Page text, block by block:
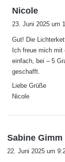
Nicole
t
:
23. Juni 2025 um
Gut! Die
Ich freue mich mit
einfach, bei – 5
geschafft.
Liebe Grüße
Nicole
Sabine Gimm
22. Juni 2025 um